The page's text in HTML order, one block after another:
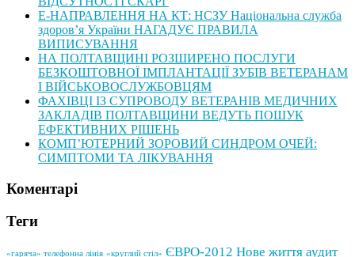
Е-НАПРАВЛЕННЯ НА КТ: НСЗУ Національна служба
здоров’я України НАГАДУЄ ПРАВИЛА
ВИПИСУВАННЯ
НА ПОЛТАВЩИНІ РОЗШИРЕНО ПОСЛУГИ
БЕЗКОШТОВНОЇ ІМПЛАНТАЦІЇ ЗУБІВ ВЕТЕРАНАМ
І ВІЙСЬКОВОСЛУЖБОВЦЯМ
ФАХІВЦІ ІЗ СУПРОВОДУ ВЕТЕРАНІВ МЕДИЧНИХ
ЗАКЛАДІВ ПОЛТАВЩИНИ ВЕДУТЬ ПОШУК
ЕФЕКТИВНИХ РІШЕНЬ
КОМП’ЮТЕРНИЙ ЗОРОВИЙ СИНДРОМ ОЧЕЙ:
СИМПТОМИ ТА ЛІКУВАННЯ
Коментарі
Теги
«гаряча» телефонна лінія «круглий стіл» ЄВРО-2012 Нове життя аудит